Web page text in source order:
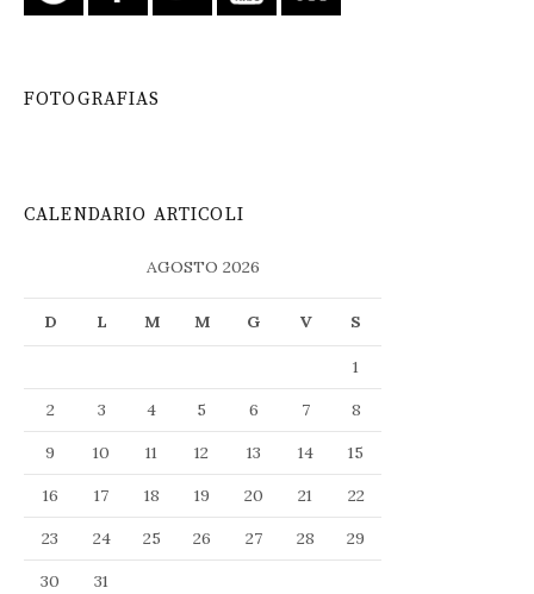
FOTOGRAFIAS
CALENDARIO ARTICOLI
AGOSTO 2026
D L M M G V S
1
2
3 4 5 6 7
8
9
10 11 12 13 14
15
16
17 18 19 20 21
22
23
24 25 26 27 28
29
30
31